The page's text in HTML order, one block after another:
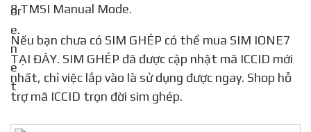
8.TMSI Manual Mode.
Nếu bạn chưa có SIM GHÉP có thể mua SIM IONE7
TẠI ĐÂY. SIM GHÉP đã được cập nhật mã ICCID mới
nhất, chỉ việc lắp vào là sử dụng được ngay. Shop hỗ
trợ mã ICCID trọn đời sim ghép.